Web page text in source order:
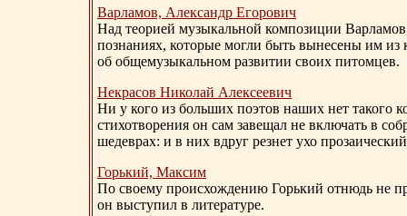
Варламов, Александр Егорович
Над теорией музыкальной композиции
познаниях, которые могли быть вынесены им из
об общемузыкальном развитии своих питомцев.
Некрасов Николай Алексеевич
Ни у кого из больших поэтов наших нет такого
стихотворения он сам завещал не включать в
шедеврах: и в них вдруг резнет ухо
Горький, Максим
По своему происхождению Горький отнюдь не
он выступил в литературе.